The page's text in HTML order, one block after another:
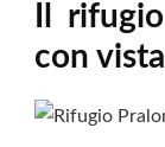
Il
con